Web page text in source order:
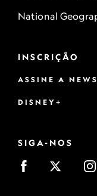
National
INSCRIÇÃO
ASSINE A
DISNEY+
SIGA-NOS